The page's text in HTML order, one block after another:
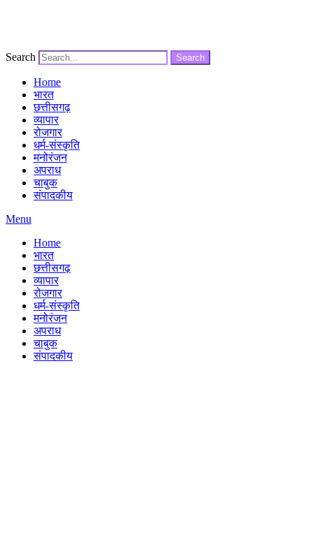
Search Search
Home
भारत
छत्तीसगढ़
व्यापार
रोजगार
धर्म-संस्कृति
मनोरंजन
अपराध
चाबुक
संपादकीय
Menu
Home
भारत
छत्तीसगढ़
व्यापार
रोजगार
धर्म-संस्कृति
मनोरंजन
अपराध
चाबुक
संपादकीय